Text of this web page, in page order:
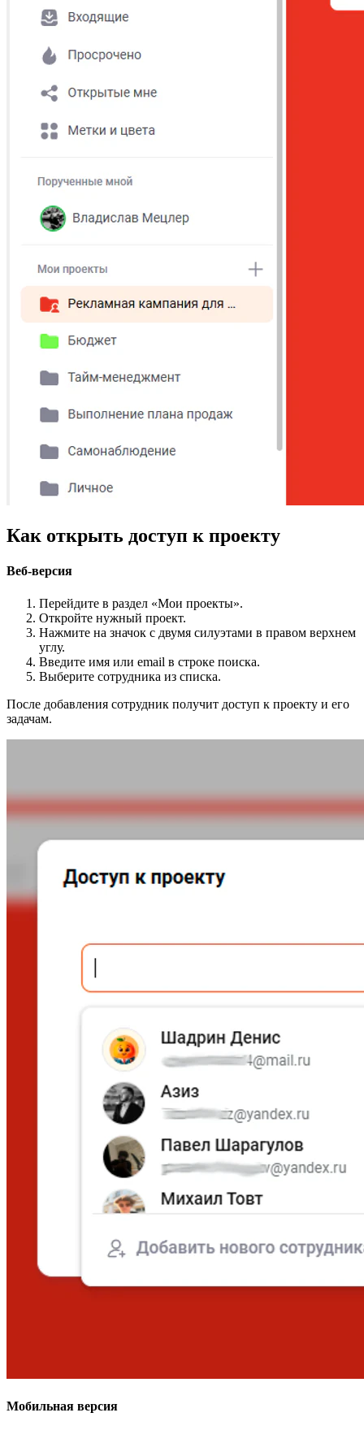
Как открыть доступ к проекту
Веб-версия
Перейдите в раздел «Мои проекты».
Откройте нужный проект.
Нажмите на значок с двумя силуэтами в правом верхнем
углу.
Введите имя или email в строке поиска.
Выберите сотрудника из списка.
После добавления сотрудник получит доступ к проекту и его
задачам.
Мобильная версия